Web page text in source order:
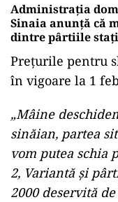
Administraţia
Sinaia anunţă că
dintre pârtiile
Preţurile pentru
în vigoare la 1
„Mâine
sinăian, partea
vom putea schia
2, Variantă şi
2000 deservită